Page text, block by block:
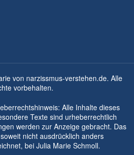
von narzissmus-verstehen.de. Alle
vorbehalten.
Alle Inhalte dieses
Texte sind urheberrechtlich
werden zur Anzeige gebracht. Das
nicht ausdrücklich anders
bei Julia Marie Schmoll.